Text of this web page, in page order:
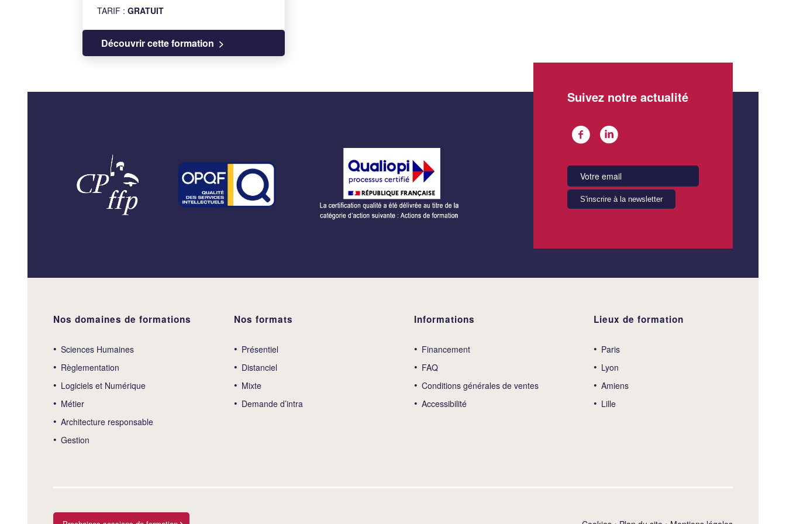
TARIF : GRATUIT
Découvrir cette formation
Suivez notre actualité
Nos domaines de formations
Sciences Humaines
Règlementation
Logiciels et Numérique
Métier
Architecture responsable
Gestion
Nos formats
Présentiel
Distanciel
Mixte
Demande d’intra
Informations
Financement
FAQ
Conditions générales de ventes
Accessibilité
Lieux de formation
Paris
Lyon
Amiens
Lille